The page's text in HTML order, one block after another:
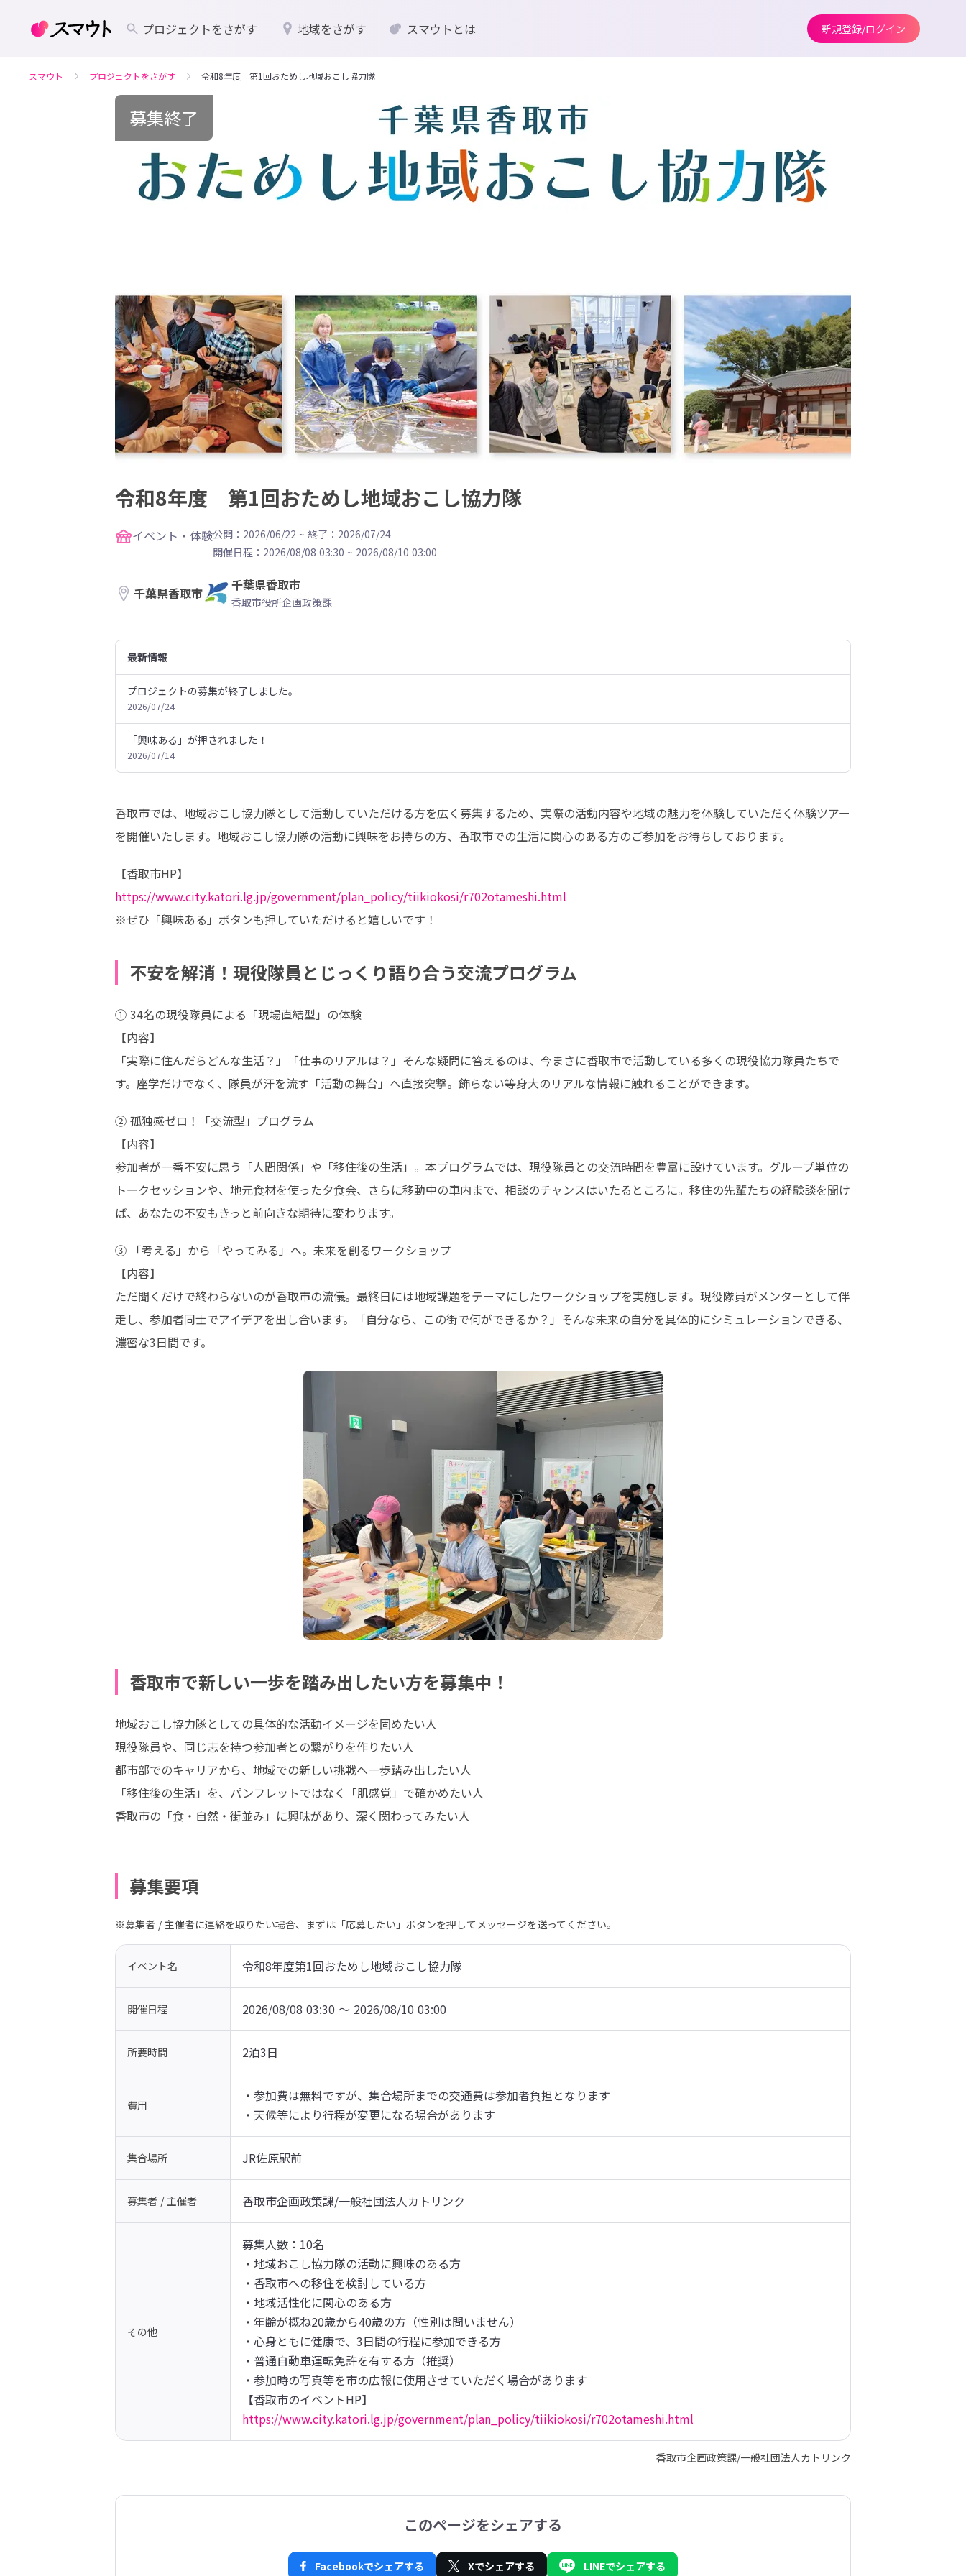
プロジェクトをさがす 地域をさがす スマウトとは 新規登録/ログイン
スマウト プロジェクトをさがす 令和8年度 第1回おためし地域おこし協力隊
募集終了
令和8年度 第1回おためし地域おこし協力隊
イベント・体験公開：2026/06/22 ~ 終了：2026/07/24
開催日程： 2026/08/08 03:30 ~ 2026/08/10 03:00
千葉県香取市 千葉県香取市
香取市役所企画政策課
最新情報
プロジェクトの募集が終了しました。
2026/07/24
「興味ある」が押されました！
2026/07/14
香取市では、地域おこし協力隊として活動していただける方を広く募集するため、実際の活動内容や地域の魅力を体験していただく体験ツアー
を開催いたします。地域おこし協力隊の活動に興味をお持ちの方、香取市での生活に関心のある方のご参加をお待ちしております。
https://www.city.katori.lg.jp/government/plan_policy/tiikiokosi/r702otameshi.html
※ぜひ「興味ある」ボタンも押していただけると嬉しいです！
不安を解消！現役隊員とじっくり語り合う交流プログラム
① 34名の現役隊員による「現場直結型」の体験
【内容】
「実際に住んだらどんな生活？」「仕事のリアルは？」そんな疑問に答えるのは、今まさに香取市で活動している多くの現役協力隊員たちで
す。座学だけでなく、隊員が汗を流す「活動の舞台」へ直接突撃。飾らない等身大のリアルな情報に触れることができます。
② 孤独感ゼロ！「交流型」プログラム
【内容】
参加者が一番不安に思う「人間関係」や「移住後の生活」。本プログラムでは、現役隊員との交流時間を豊富に設けています。グループ単位の
トークセッションや、地元食材を使った夕食会、さらに移動中の車内まで、相談のチャンスはいたるところに。移住の先輩たちの経験談を聞け
ば、あなたの不安もきっと前向きな期待に変わります。
③ 「考える」から「やってみる」へ。未来を創るワークショップ
【内容】
ただ聞くだけで終わらないのが香取市の流儀。最終日には地域課題をテーマにしたワークショップを実施します。現役隊員がメンターとして伴
走し、参加者同士でアイデアを出し合います。「自分なら、この街で何ができるか？」そんな未来の自分を具体的にシミュレーションできる、
濃密な3日間です。
香取市で新しい一歩を踏み出したい方を募集中！
地域おこし協力隊としての具体的な活動イメージを固めたい人
現役隊員や、同じ志を持つ参加者との繋がりを作りたい人
都市部でのキャリアから、地域での新しい挑戦へ一歩踏み出したい人
「移住後の生活」を、パンフレットではなく「肌感覚」で確かめたい人
香取市の「食・自然・街並み」に興味があり、深く関わってみたい人
募集要項
※募集者 / 主催者に連絡を取りたい場合、まずは「応募したい」ボタンを押してメッセージを送ってください。
イベント名 令和8年度第1回おためし地域おこし協力隊
開催日程 2026/08/08 03:30 〜 2026/08/10 03:00
所要時間 2泊3日
費用
・参加費は無料ですが、集合場所までの交通費は参加者負担となります
・天候等により行程が変更になる場合があります
集合場所 JR佐原駅前
募集者 / 主催者 香取市企画政策課/一般社団法人カトリンク
その他
募集人数：10名
・地域おこし協力隊の活動に興味のある方
・香取市への移住を検討している方
・地域活性化に関心のある方
・年齢が概ね20歳から40歳の方（性別は問いません）
・心身ともに健康で、3日間の行程に参加できる方
・普通自動車運転免許を有する方（推奨）
・参加時の写真等を市の広報に使用させていただく場合があります
https://www.city.katori.lg.jp/government/plan_policy/tiikiokosi/r702otameshi.html
香取市企画政策課/一般社団法人カトリンク
このページをシェアする
Facebookでシェアする Xでシェアする LINEでシェアする